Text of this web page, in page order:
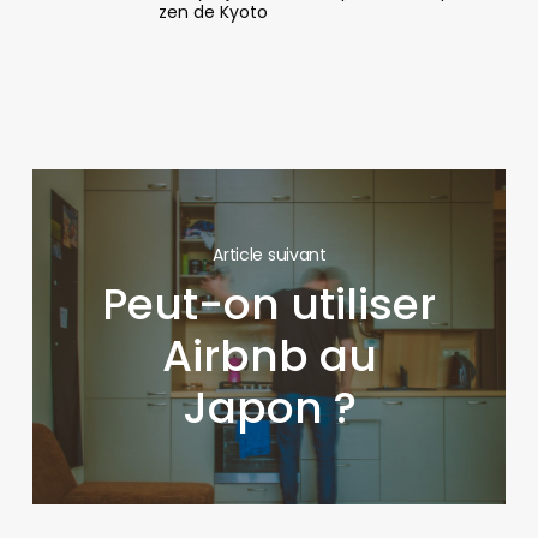
zen de Kyoto
Article suivant
Peut-on utiliser
Airbnb au
Japon ?